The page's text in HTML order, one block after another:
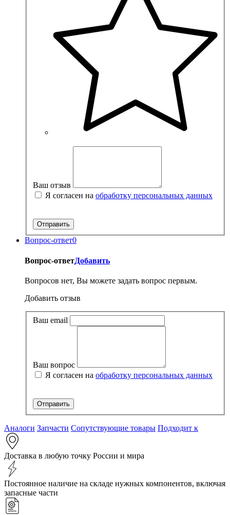
Ваш отзыв
Я согласен на обработку персональных данных
Вопрос-ответ0
Вопрос-ответДобавить
Вопросов нет, Вы можете задать вопрос первым.
Добавить отзыв
Ваш email
Ваш вопрос
Я согласен на обработку персональных данных
Аналоги Запчасти Сопутствующие товары Подходит к
Доставка в любую точку России и мира
Постоянное наличие на складе нужных компонентов, включая
запасные части